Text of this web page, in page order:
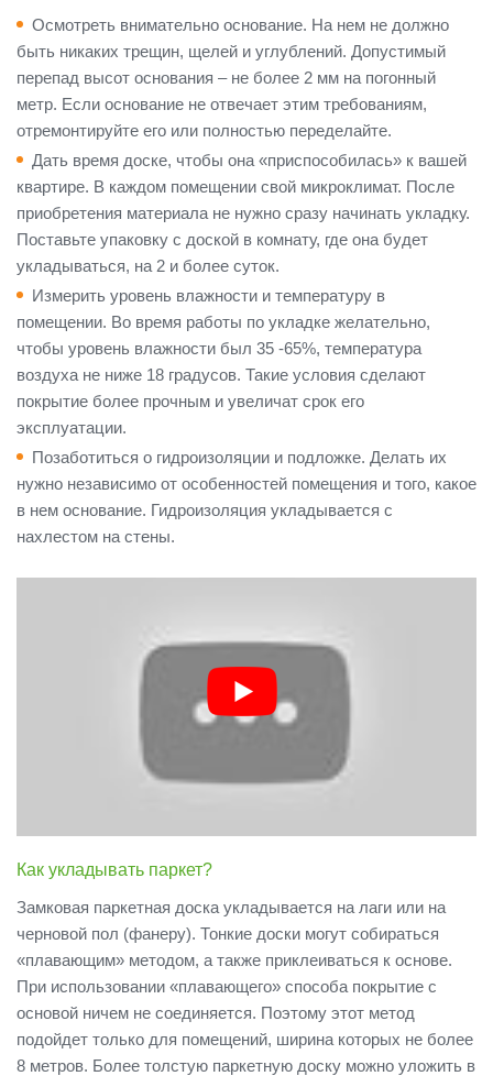
Осмотреть внимательно основание. На нем не должно
быть никаких трещин, щелей и углублений. Допустимый
перепад высот основания – не более 2 мм на погонный
метр. Если основание не отвечает этим требованиям,
отремонтируйте его или полностью переделайте.
Дать время доске, чтобы она «приспособилась» к вашей
квартире. В каждом помещении свой микроклимат. После
приобретения материала не нужно сразу начинать укладку.
Поставьте упаковку с доской в комнату, где она будет
укладываться, на 2 и более суток.
Измерить уровень влажности и температуру в
помещении. Во время работы по укладке желательно,
чтобы уровень влажности был 35 -65%, температура
воздуха не ниже 18 градусов. Такие условия сделают
покрытие более прочным и увеличат срок его
эксплуатации.
Позаботиться о гидроизоляции и подложке. Делать их
нужно независимо от особенностей помещения и того, какое
в нем основание. Гидроизоляция укладывается с
нахлестом на стены.
Как укладывать паркет?
Замковая паркетная доска укладывается на лаги или на
черновой пол (фанеру). Тонкие доски могут собираться
«плавающим» методом, а также приклеиваться к основе.
При использовании «плавающего» способа покрытие с
основой ничем не соединяется. Поэтому этот метод
подойдет только для помещений, ширина которых не более
8 метров. Более толстую паркетную доску можно уложить в